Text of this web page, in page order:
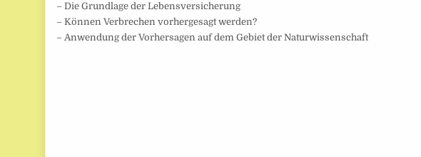
– Die Grundlage der Lebens­versicherung
– Können Verbrechen vorhergesagt werden?
– Anwendung der Vorhersagen auf dem Gebiet der Naturwissenschaft